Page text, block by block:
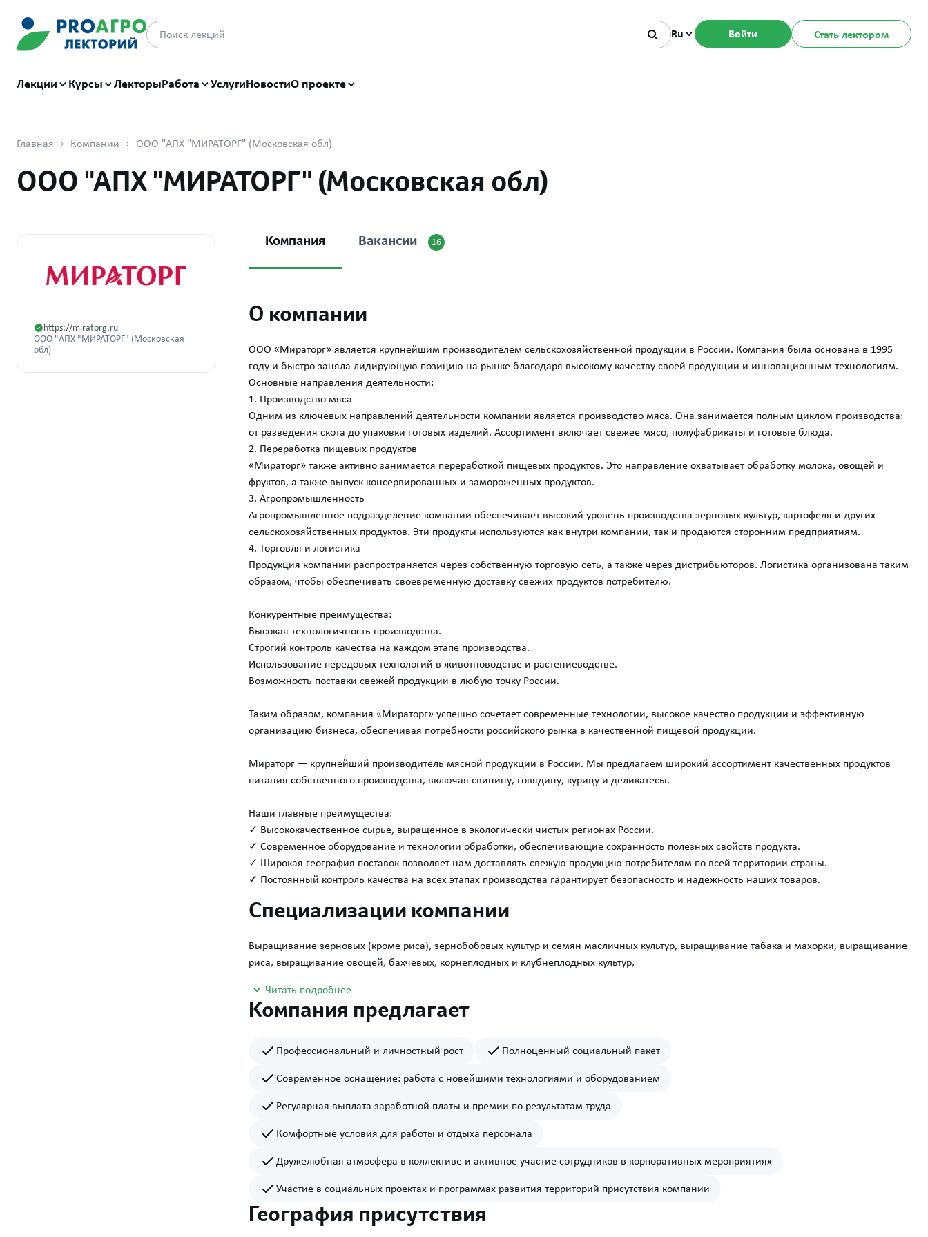
Ru Войти Стать лектором
Лекции Курсы ЛекторыРабота УслугиНовостиО проекте
Главная Компании ООО "АПХ "МИРАТОРГ" (Московская обл)
ООО "АПХ "МИРАТОРГ" (Московская обл)
https://miratorg.ru
ООО "АПХ "МИРАТОРГ" (Московская
обл)
Компания Вакансии 16
О компании
ООО «Мираторг» является крупнейшим производителем сельскохозяйственной продукции в России. Компания была основана в 1995
году и быстро заняла лидирующую позицию на рынке благодаря высокому качеству своей продукции и инновационным технологиям.
Основные направления деятельности:
1. Производство мяса
Одним из ключевых направлений деятельности компании является производство мяса. Она занимается полным циклом производства:
от разведения скота до упаковки готовых изделий. Ассортимент включает свежее мясо, полуфабрикаты и готовые блюда.
2. Переработка пищевых продуктов
«Мираторг» также активно занимается переработкой пищевых продуктов. Это направление охватывает обработку молока, овощей и
фруктов, а также выпуск консервированных и замороженных продуктов.
3. Агропромышленность
Агропромышленное подразделение компании обеспечивает высокий уровень производства зерновых культур, картофеля и других
сельскохозяйственных продуктов. Эти продукты используются как внутри компании, так и продаются сторонним предприятиям.
4. Торговля и логистика
Продукция компании распространяется через собственную торговую сеть, а также через дистрибьюторов. Логистика организована таким
образом, чтобы обеспечивать своевременную доставку свежих продуктов потребителю.
Конкурентные преимущества:
Высокая технологичность производства.
Строгий контроль качества на каждом этапе производства.
Использование передовых технологий в животноводстве и растениеводстве.
Возможность поставки свежей продукции в любую точку России.
Таким образом, компания «Мираторг» успешно сочетает современные технологии, высокое качество продукции и эффективную
организацию бизнеса, обеспечивая потребности российского рынка в качественной пищевой продукции.
Мираторг — крупнейший производитель мясной продукции в России. Мы предлагаем широкий ассортимент качественных продуктов
питания собственного производства, включая свинину, говядину, курицу и деликатесы.
Наши главные преимущества:
✓ Высококачественное сырье, выращенное в экологически чистых регионах России.
✓ Современное оборудование и технологии обработки, обеспечивающие сохранность полезных свойств продукта.
✓ Широкая география поставок позволяет нам доставлять свежую продукцию потребителям по всей территории страны.
✓ Постоянный контроль качества на всех этапах производства гарантирует безопасность и надежность наших товаров.
Специализации компании
Выращивание зерновых (кроме риса), зернобобовых культур и семян масличных культур, выращивание табака и махорки, выращивание
риса, выращивание овощей, бахчевых, корнеплодных и клубнеплодных культур,
Читать подробнее
Компания предлагает
Профессиональный и личностный рост
Полноценный социальный пакет
Современное оснащение: работа с новейшими технологиями и оборудованием
Регулярная выплата заработной платы и премии по результатам труда
Комфортные условия для работы и отдыха персонала
Дружелюбная атмосфера в коллективе и активное участие сотрудников в корпоративных мероприятиях
Участие в социальных проектах и программах развития территорий присутствия компании
География присутствия